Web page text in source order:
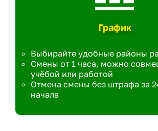
График
Выбирайте удобные районы
Смены от 1 часа, можно
учёбой или работой
Отмена смены без штрафа за
начала